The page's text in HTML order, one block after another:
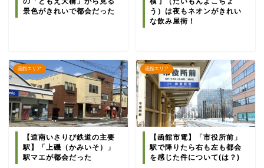
景色がきれいで都会だった
う）は夜もネオンがきれい
な飲み屋街！
函館エリア
【道南いさりび鉄道の主要
駅】「上磯（かみいそ）」
駅マエが都会だった
函館エリア
【函館市電】「市役所前」
駅で降りたら右も左も都会
を感じた件について(は？)